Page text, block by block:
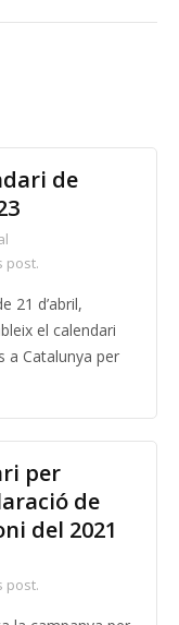
de
post.
21 d’abril,
el calendari
a Catalunya per
per
de
del 2021
post.